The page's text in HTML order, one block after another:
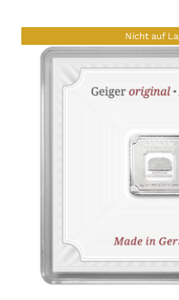
Über Uns
Kontakt
Nicht auf